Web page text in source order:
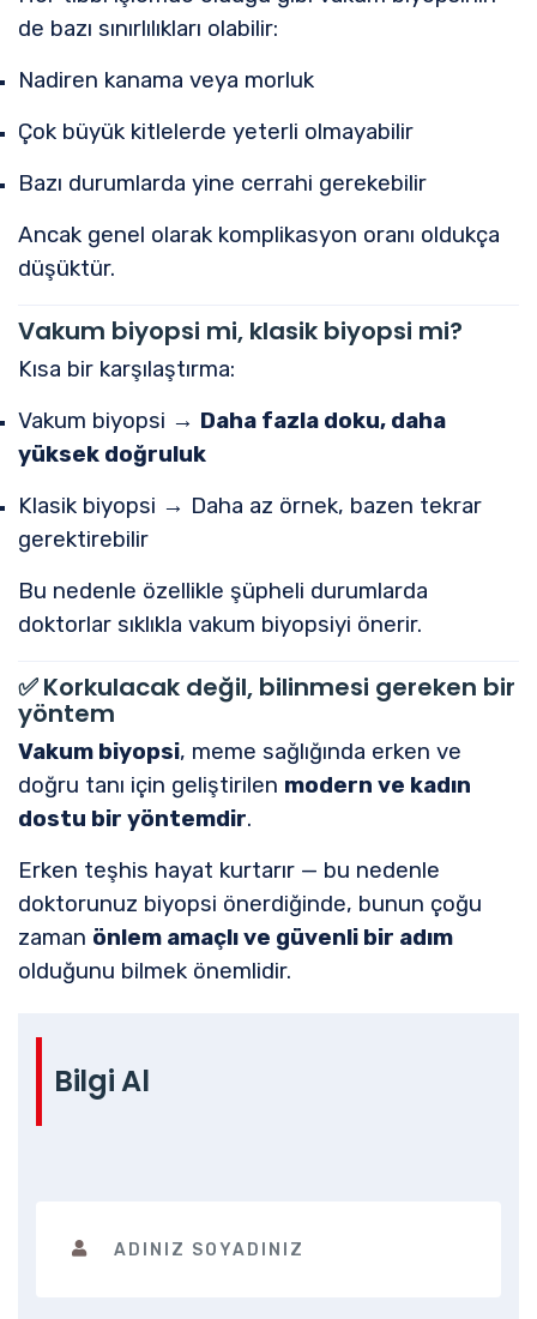
de bazı sınırlılıkları olabilir:
Nadiren kanama veya morluk
Çok büyük kitlelerde yeterli olmayabilir
Bazı durumlarda yine cerrahi gerekebilir
Ancak genel olarak komplikasyon oranı oldukça
düşüktür.
Vakum biyopsi mi, klasik biyopsi mi?
Kısa bir karşılaştırma:
Vakum biyopsi → Daha fazla doku, daha
yüksek doğruluk
Klasik biyopsi → Daha az örnek, bazen tekrar
gerektirebilir
Bu nedenle özellikle şüpheli durumlarda
doktorlar sıklıkla vakum biyopsiyi önerir.
✅Korkulacak değil, bilinmesi gereken bir
yöntem
Vakum biyopsi, meme sağlığında erken ve
doğru tanı için geliştirilen modern ve kadın
dostu bir yöntemdir.
Erken teşhis hayat kurtarır — bu nedenle
doktorunuz biyopsi önerdiğinde, bunun çoğu
zaman önlem amaçlı ve güvenli bir adım
olduğunu bilmek önemlidir.
Bilgi Al